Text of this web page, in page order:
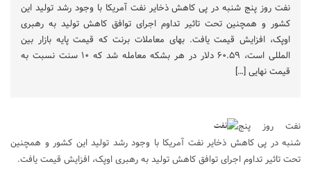
نفت روز پنج شنبه در پی کاهش ذخایر نفت آمریکا با وجود رشد تولید این
کشور و همچنین تحت تاثیر تداوم اجرای توافق کاهش تولید به رهبری
اوپک، افزایش قیمت یافت. بهای معاملات برنت که قیمت پایه بازار بین
المللی است، ۶۰.۵۹ دلار در هر بشکه معامله شد که ۱۰ سنت نسبت به
قیمت نهایی […]
نفت روز پنج
شنبه در پی کاهش ذخایر نفت آمریکا با وجود رشد تولید این کشور و همچنین
تحت تاثیر تداوم اجرای توافق کاهش تولید به رهبری اوپک، افزایش قیمت یافت.